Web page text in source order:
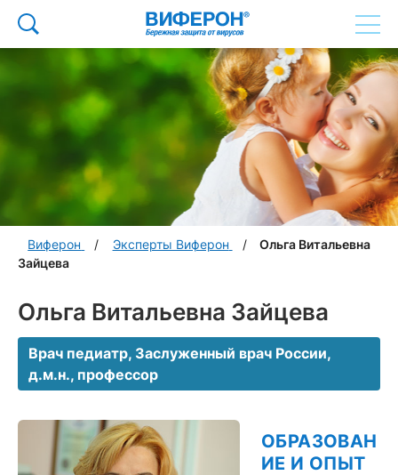
Виферон Эксперты Виферон
Ольга Витальевна
Зайцева
Ольга Витальевна Зайцева
Врач педиатр, Заслуженный врач России,
д.м.н., профессор
ОБРАЗОВАН
ИЕ И ОПЫТ